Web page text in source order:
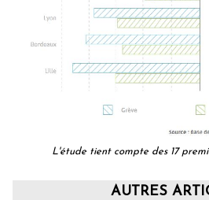
L'étude tient compte des 17
AUTRES